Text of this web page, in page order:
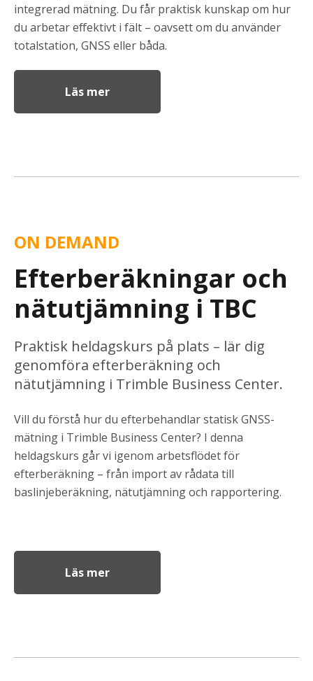
integrerad mätning. Du får praktisk kunskap om hur
du arbetar effektivt i fält – oavsett om du använder
totalstation, GNSS eller båda.
Läs mer
ON DEMAND
Efterberäkningar och
nätutjämning i TBC
Praktisk heldagskurs på plats – lär dig
genomföra efterberäkning och
nätutjämning i Trimble Business Center.
Vill du förstå hur du efterbehandlar statisk GNSS-
mätning i Trimble Business Center? I denna
heldagskurs går vi igenom arbetsflödet för
efterberäkning – från import av rådata till
baslinjeberäkning, nätutjämning och rapportering.
Läs mer